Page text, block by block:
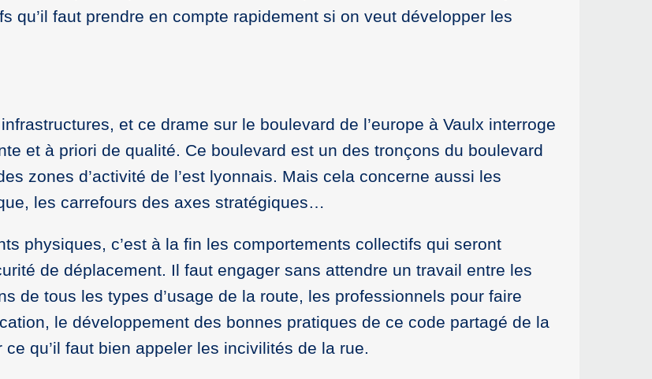
qu’il faut prendre en compte rapidement si on veut développer les
et ce drame sur le boulevard de l’europe à Vaulx interroge
et à priori de qualité. Ce boulevard est un des tronçons du boulevard
zones d’activité de l’est lyonnais. Mais cela concerne aussi les
les carrefours des axes stratégiques…
physiques, c’est à la fin les comportements collectifs qui seront
de déplacement. Il faut engager sans attendre un travail entre les
de tous les types d’usage de la route, les professionnels pour faire
le développement des bonnes pratiques de ce code partagé de la
qu’il faut bien appeler les incivilités de la rue.